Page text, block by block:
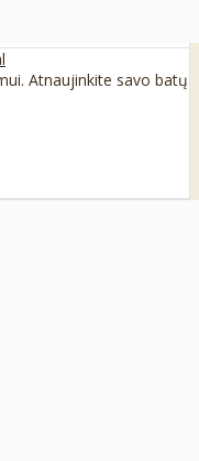
Atnaujinkite savo batų